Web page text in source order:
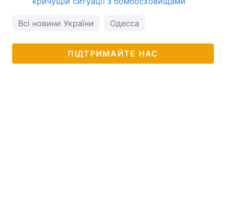
Всі новини України Одесса
ПІДТРИМАЙТЕ НАС